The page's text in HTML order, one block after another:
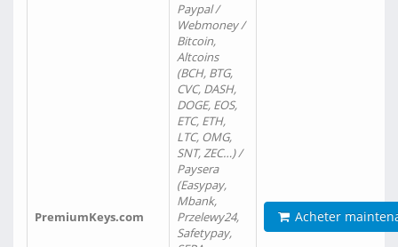
PremiumKeys.com
Paypal /
Webmoney /
Bitcoin,
Altcoins
(BCH, BTG,
CVC, DASH,
DOGE, EOS,
ETC, ETH,
LTC, OMG,
SNT, ZEC…) /
Paysera
(Easypay,
Mbank,
Przelewy24,
Safetypay,
Acheter